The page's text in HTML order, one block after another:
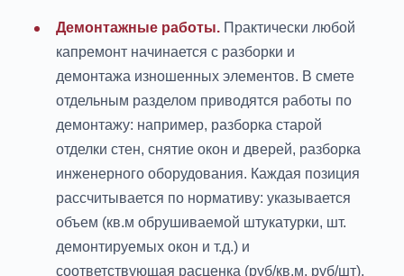
Демонтажные работы. Практически любой
капремонт начинается с разборки и
демонтажа изношенных элементов. В смете
отдельным разделом приводятся работы по
демонтажу: например, разборка старой
отделки стен, снятие окон и дверей, разборка
инженерного оборудования. Каждая позиция
рассчитывается по нормативу: указывается
объем (кв.м обрушиваемой штукатурки, шт.
демонтируемых окон и т.д.) и
соответствующая расценка (руб/кв.м, руб/шт).